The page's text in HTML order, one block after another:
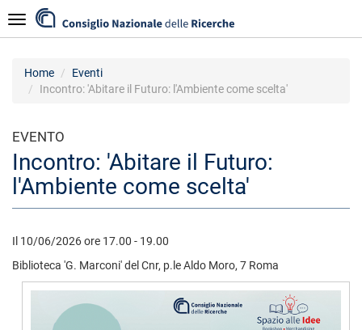
al
contenuto
Navigazione
Home
Eventi
Incontro: 'Abitare il Futuro: l'Ambiente come scelta'
EVENTO
Incontro: 'Abitare il Futuro:
l'Ambiente come scelta'
Il 10/06/2026 ore 17.00 - 19.00
Biblioteca 'G. Marconi' del Cnr, p.le Aldo Moro, 7 Roma